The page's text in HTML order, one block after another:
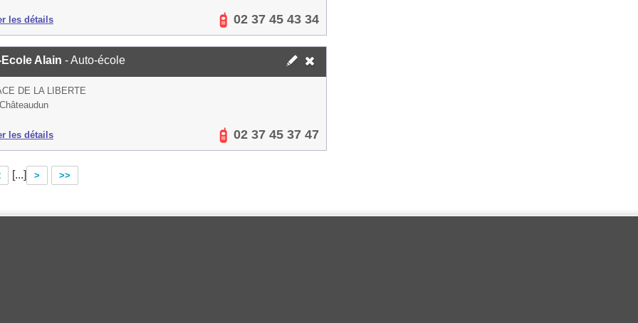
les détails 02 37 45 43 34
Alain - Auto-école
DE LA LIBERTE
les détails 02 37 45 37 47
[...] > >>